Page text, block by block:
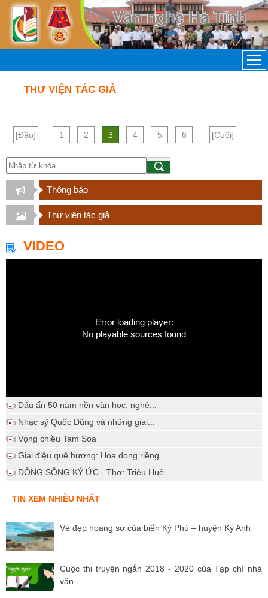
THƯ VIỆN TÁC GIẢ
[Đầu] ... 1 2 3 4 5 6 ... [Cuối]
Thông báo
Thư viện tác giả
VIDEO
Error loading player:
No playable sources found
Dấu ấn 50 năm nền văn học, nghệ...
Nhạc sỹ Quốc Dũng và những giai...
Vọng chiều Tam Soa
Giai điệu quê hương: Hoa dong riềng
DÒNG SÔNG KÝ ỨC - Thơ: Triệu Huệ...
TIN XEM NHIỀU NHẤT
Vẻ đẹp hoang sơ của biển Kỳ Phú – huyện Kỳ Anh
Cuộc thi truyện ngắn 2018 - 2020 của Tạp chí nhà
văn...